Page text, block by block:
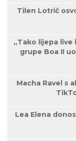
Tilen Lotrič
„Tako lijepa
grupe Boa II
Macha Ravel s
Lea Elena